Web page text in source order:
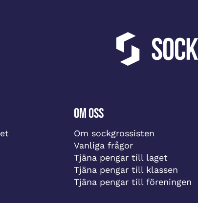
Om oss
Om sockgrossisten
Vanliga frågor
Tjäna pengar till laget
Tjäna pengar till klassen
Tjäna pengar till föreningen